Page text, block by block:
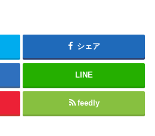
シェア
LINE
feedly